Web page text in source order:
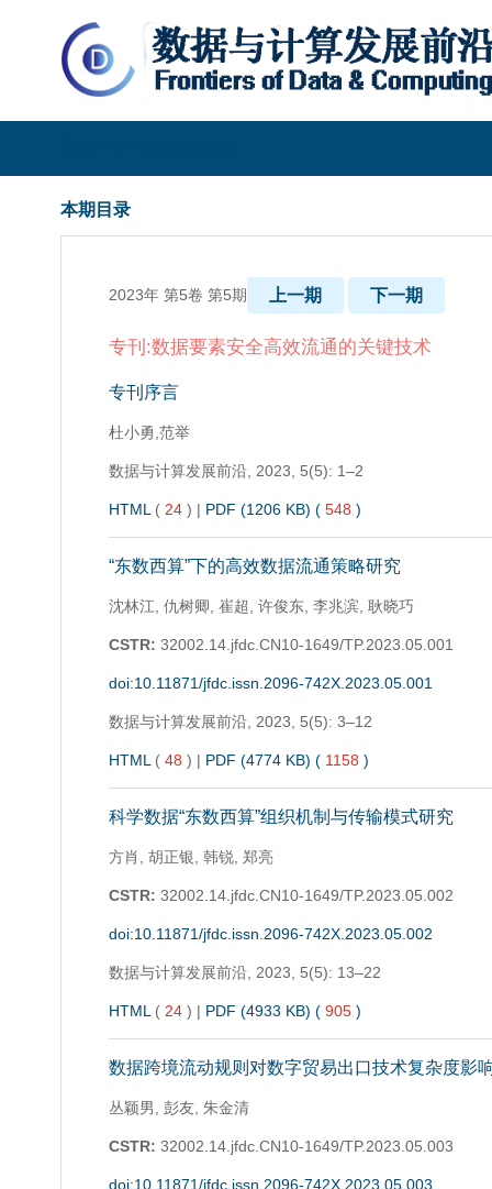
本期目录
2023年 第5卷 第5期 上一期 下一期
专刊:数据要素安全高效流通的关键技术
专刊序言
杜小勇,范举
数据与计算发展前沿, 2023, 5(5): 1–2
HTML (24) | PDF (1206 KB) (548 )
“东数西算”下的高效数据流通策略研究
沈林江, 仇树卿, 崔超, 许俊东, 李兆滨, 耿晓巧
CSTR: 32002.14.jfdc.CN10-1649/TP.2023.05.001
doi:10.11871/jfdc.issn.2096-742X.2023.05.001
数据与计算发展前沿, 2023, 5(5): 3–12
HTML (48 ) | PDF (4774 KB) (1158 )
科学数据“东数西算”组织机制与传输模式研究
方肖, 胡正银, 韩锐, 郑亮
CSTR: 32002.14.jfdc.CN10-1649/TP.2023.05.002
doi:10.11871/jfdc.issn.2096-742X.2023.05.002
数据与计算发展前沿, 2023, 5(5): 13–22
HTML (24) | PDF (4933 KB) (905 )
数据跨境流动规则对数字贸易出口技术复杂度影
丛颖男, 彭友, 朱金清
CSTR: 32002.14.jfdc.CN10-1649/TP.2023.05.003
doi:10.11871/jfdc.issn.2096-742X.2023.05.003